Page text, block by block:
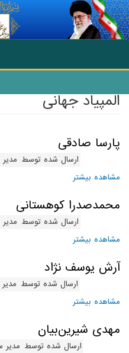
انتقال به محتوای اصلی
المپیاد جهانی
پارسا صادقی
ارسال شده توسط
مشاهده بیشتر
محمدصدرا کوهستانی
ارسال شده توسط
مشاهده بیشتر
آرش یوسف نژاد
ارسال شده توسط
مشاهده بیشتر
مهدی شیرین‌بیان
ارسال شده توسط مدیر